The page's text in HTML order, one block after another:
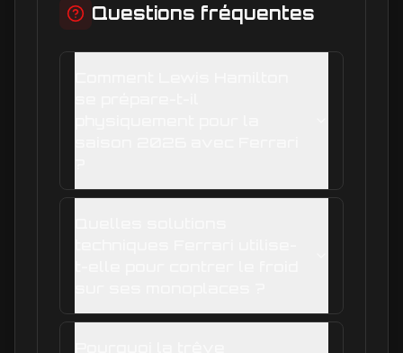
Questions fréquentes